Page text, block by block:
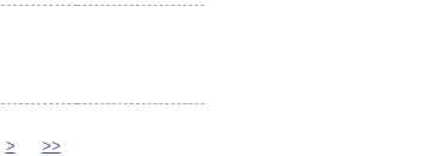
> >>